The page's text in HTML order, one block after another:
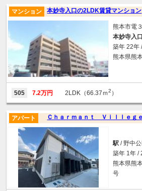
本妙寺入口の2LDK賃貸マンション
マンション
熊本市電
本妙寺入
築年 22年
熊本県熊
505 7.2万円 2LDK（66.37ｍ2 ）
Ｃｈａｒｍａｎｔ Ｖｉｌｌｅｇｅ
アパート
駅 / 野中
築年 1年 /
熊本県熊
号